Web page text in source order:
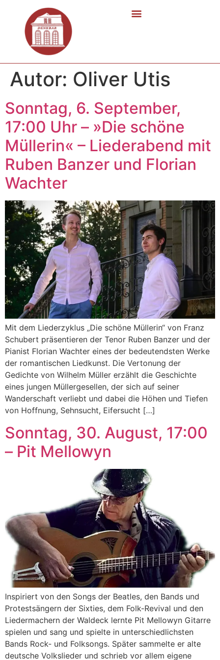
Autor: Oliver Utis
Sonntag, 6. September,
17:00 Uhr – »Die schöne
Müllerin« – Liederabend mit
Ruben Banzer und Florian
Wachter
Mit dem Liederzyklus „Die schöne Müllerin“ von Franz
Schubert präsentieren der Tenor Ruben Banzer und der
Pianist Florian Wachter eines der bedeutendsten Werke
der romantischen Liedkunst. Die Vertonung der
Gedichte von Wilhelm Müller erzählt die Geschichte
eines jungen Müllergesellen, der sich auf seiner
Wanderschaft verliebt und dabei die Höhen und Tiefen
von Hoffnung, Sehnsucht, Eifersucht […]
Sonntag, 30. August, 17:00
– Pit Mellowyn
Inspiriert von den Songs der Beatles, den Bands und
Protestsängern der Sixties, dem Folk-Revival und den
Liedermachern der Waldeck lernte Pit Mellowyn Gitarre
spielen und sang und spielte in unterschiedlichsten
Bands Rock- und Folksongs. Später sammelte er alte
deutsche Volkslieder und schrieb vor allem eigene